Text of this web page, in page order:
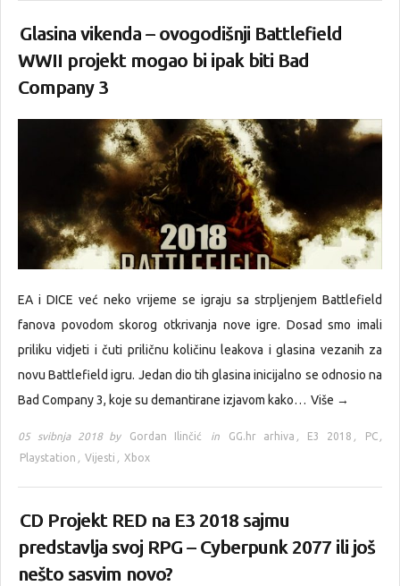
Glasina vikenda – ovogodišnji Battlefield
WWII projekt mogao bi ipak biti Bad
Company 3
EA i DICE već neko vrijeme se igraju sa strpljenjem Battlefield
fanova povodom skorog otkrivanja nove igre. Dosad smo imali
priliku vidjeti i čuti priličnu količinu leakova i glasina vezanih za
novu Battlefield igru. Jedan dio tih glasina inicijalno se odnosio na
Bad Company 3, koje su demantirane izjavom kako… Više →
05 svibnja 2018 by Gordan Ilinčić in GG.hr arhiva , E3 2018 , PC ,
Playstation , Vijesti , Xbox
CD Projekt RED na E3 2018 sajmu
predstavlja svoj RPG – Cyberpunk 2077 ili još
nešto sasvim novo?